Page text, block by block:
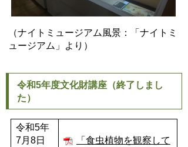
（ナイトミュージアム風景：「ナイトミ
ュージアム」より）
令和5年度文化財講座（終了しまし
た）
令和5年
7月8日
「食虫植物を観察して